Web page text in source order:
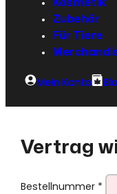
Kosmetik
Zubehör
Für Tiere
Mein Konto
Vertrag
Bestellnummer *